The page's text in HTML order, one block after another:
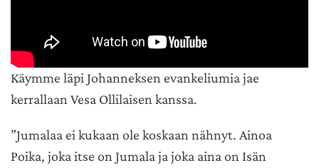
Käymme läpi Johanneksen evankeliumia jae
kerrallaan Vesa Ollilaisen kanssa.
”Jumalaa ei kukaan ole koskaan nähnyt. Ainoa
Poika, joka itse on Jumala ja joka aina on Isän